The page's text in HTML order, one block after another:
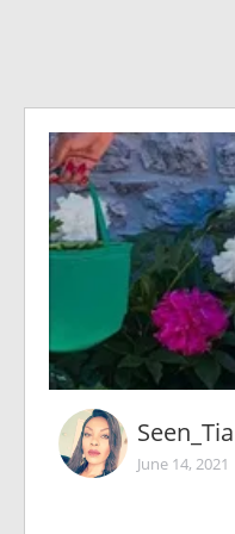
Seen_Tia
June 14, 2021